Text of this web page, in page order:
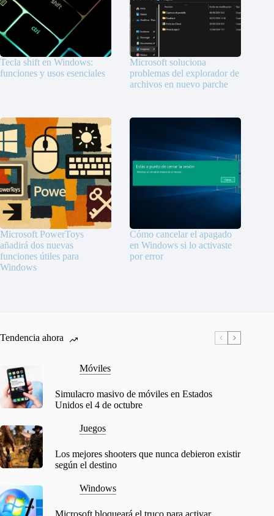
Tecla shift en Windows:
funciones y usos esenciales
Microsoft soluciona
problemas del explorador de
archivos en nuevo parche
Microsoft PowerToys
añadirá dos nuevas
funciones útiles para
Windows
Cómo cancelar el apagado
en Windows si lo activaste
por error
Tendencia ahora
Móviles
Simulacro masivo de móviles en Estados
Unidos el 4 de octubre
Juegos
Los mejores shooters que nunca debieron existir
según el destino
Windows